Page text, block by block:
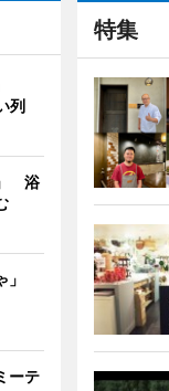
特集
列
浴
」
ーテ